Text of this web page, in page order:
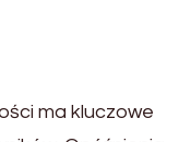
ma kluczowe